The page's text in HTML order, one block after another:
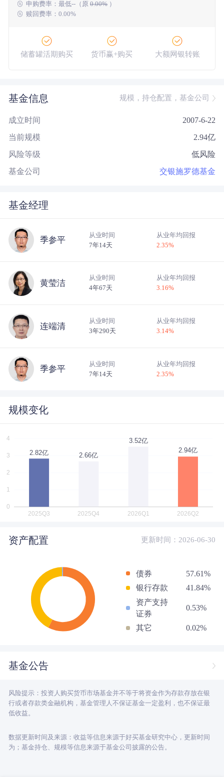
成立以来 69.43%
申购费率： 最低--（原 0.00%）
赎回费率：0.00%
储蓄罐活期购买 货币赢+购买 大额网银转账
基金信息 规模，持仓配置，基金公司
成立时间 2007-6-22
当前规模 2.94亿
风险等级 低风险
基金公司 交银施罗德基金
基金经理
季参平
从业时间
7年14天
从业年均回报
2.35%
黄莹洁
从业时间
4年67天
从业年均回报
3.16%
连端清
从业时间
3年290天
从业年均回报
3.14%
季参平
从业时间
7年14天
从业年均回报
2.35%
规模变化
资产配置 更新时间：2026-06-30
债券
57.61%
银行存款
41.84%
资产支持
证券
0.53%
其它 0.02%
基金公告
风险提示：投资人购买货币市场基金并不等于将资金作为存款存放在银
行或者存款类金融机构，基金管理人不保证基金一定盈利，也不保证最
低收益。
数据更新时间及来源：收益等信息来源于好买基金研究中心，更新时间
为；基金持仓、规模等信息来源于基金公司披露的公告。